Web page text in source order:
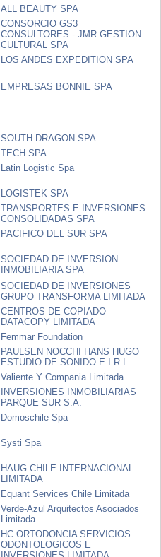
ALL BEAUTY SPA
CONSORCIO GS3
CONSULTORES - JMR GESTION
CULTURAL SPA
LOS ANDES EXPEDITION SPA
EMPRESAS BONNIE SPA
SOUTH DRAGON SPA
TECH SPA
Latin Logistic Spa
LOGISTEK SPA
TRANSPORTES E INVERSIONES
CONSOLIDADAS SPA
PACIFICO DEL SUR SPA
SOCIEDAD DE INVERSION
INMOBILIARIA SPA
SOCIEDAD DE INVERSIONES
GRUPO TRANSFORMA LIMITADA
CENTROS DE COPIADO
DATACOPY LIMITADA
Femmar Foundation
PAULSEN NOCCHI HANS HUGO
ESTUDIO DE SONIDO E.I.R.L.
Valiente Y Compania Limitada
INVERSIONES INMOBILIARIAS
PARQUE SUR S.A.
Domoschile Spa
Systi Spa
HAUG CHILE INTERNACIONAL
LIMITADA
Equant Services Chile Limitada
Verde-Azul Arquitectos Asociados
Limitada
HC ORTODONCIA SERVICIOS
ODONTOLOGICOS E